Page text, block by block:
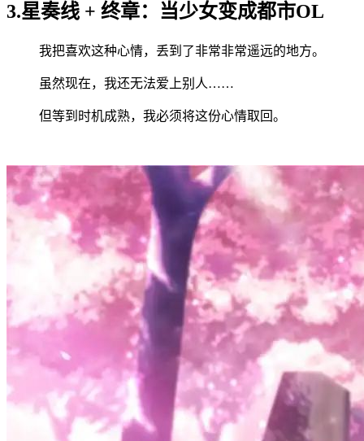
3.星奏线 + 终章：当少女变成都市OL
我把喜欢这种心情，丢到了非常非常遥远的地方。
虽然现在，我还无法爱上别人……
但等到时机成熟，我必须将这份心情取回。